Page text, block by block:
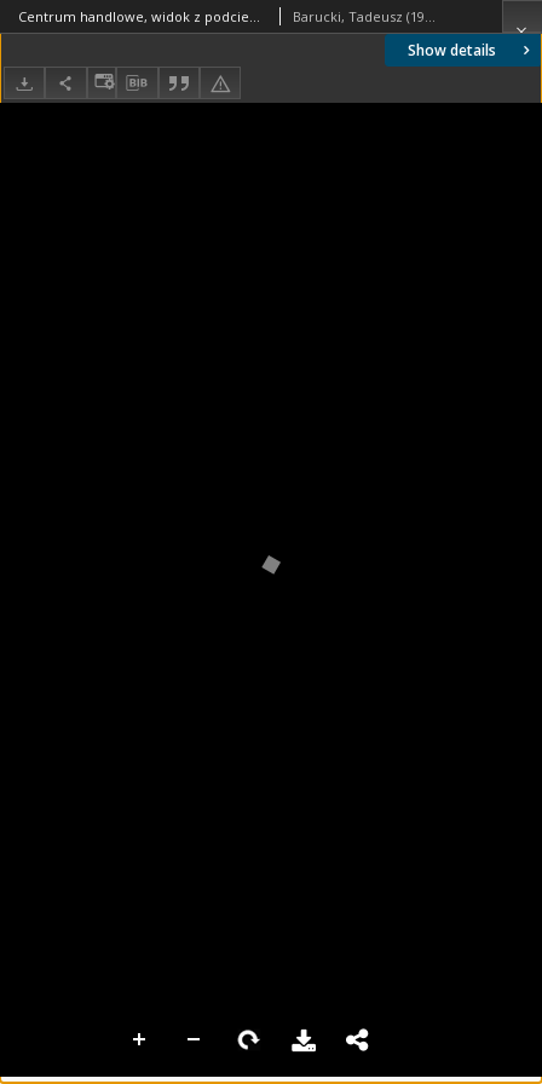
Show details
Centrum handlowe, widok z podcienia, Stevenage, Anglia, Wielka Brytania Barucki, Tadeusz (1922- ). Fotograf